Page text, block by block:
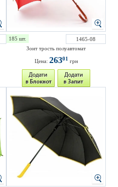
185 шт.
1465-08
Зонт трость полуавтомат
Цена: 26301 грн